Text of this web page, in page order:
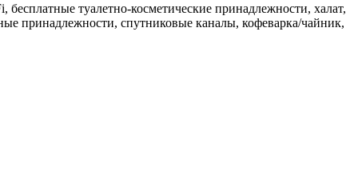
бесплатные туалетно-косметические принадлежности, халат,
принадлежности, спутниковые каналы, кофеварка/чайник,